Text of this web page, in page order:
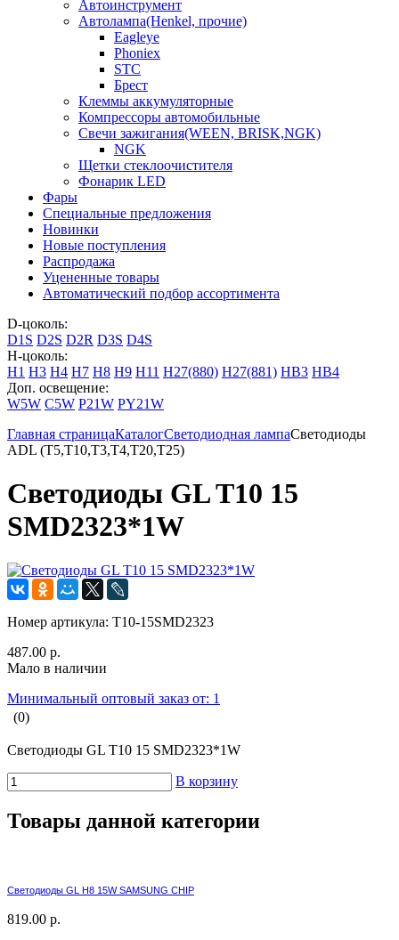
Автоинструмент
Автолампа(Henkel, прочие)
Eagleye
Phoniex
STC
Брест
Клеммы аккумуляторные
Компрессоры автомобильные
Свечи зажигания(WEEN, BRISK,NGK)
NGK
Щетки стеклоочистителя
Фонарик LED
Фары
Специальные предложения
Новинки
Новые поступления
Распродажа
Уцененные товары
Автоматический подбор ассортимента
D-цоколь:
D1S D2S D2R D3S D4S
H-цоколь:
H1 H3 H4 H7 H8 H9 H11 H27(880) H27(881) HB3 HB4
Доп. освещение:
W5W C5W P21W PY21W
Главная страницаКаталогСветодиодная лампаСветодиоды
ADL (T5,T10,T3,T4,T20,T25)
Светодиоды GL T10 15
SMD2323*1W
Номер артикула: T10-15SMD2323
487.00 р.
Мало в наличии
Минимальный оптовый заказ от: 1
(0)
Светодиоды GL T10 15 SMD2323*1W
В корзину
Товары данной категории
Светодиоды GL H8 15W SAMSUNG CHIP
819.00 р.